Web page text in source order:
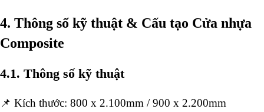
4. Thông số kỹ thuật & Cấu tạo Cửa nhựa
Composite
4.1. Thông số kỹ thuật
📌 Kích thước: 800 x 2.100mm / 900 x 2.200mm